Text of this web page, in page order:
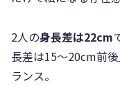
2人の身長差は22cm
長差は15〜20cm前
ランス。